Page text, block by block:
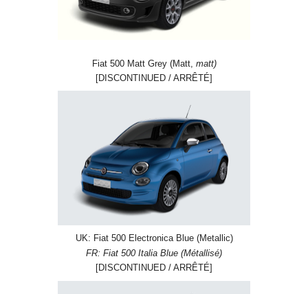
Fiat 500 Matt Grey (Matt, matt)
[DISCONTINUED / ARRÊTÉ]
UK: Fiat 500 Electronica Blue (Metallic)
FR: Fiat 500 Italia Blue (Métallisé)
[DISCONTINUED / ARRÊTÉ]